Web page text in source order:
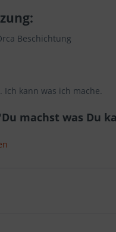
Beschichtung
Ich kann was ich mache.
machst was Du